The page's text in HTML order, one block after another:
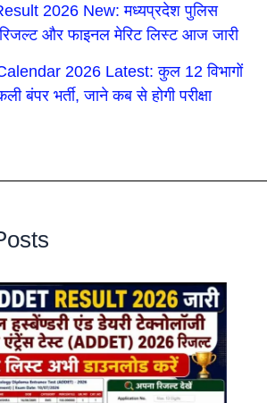
2026 New: मध्यप्रदेश पुलिस
रिजल्ट और फाइनल मेरिट लिस्ट आज जारी
2026 Latest: कुल 12 विभागों
बंपर भर्ती, जाने कब से होगी परीक्षा